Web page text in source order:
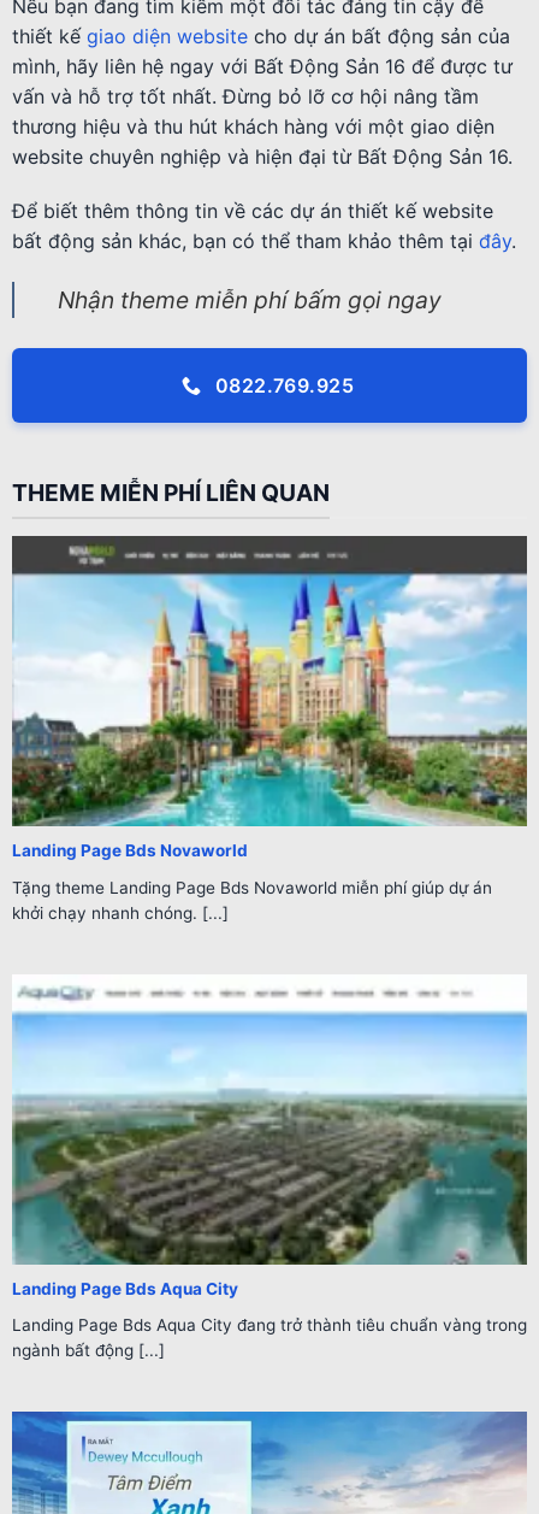
Nếu bạn đang tìm kiếm một đối tác đáng tin cậy để
thiết kế giao diện website cho dự án bất động sản của
mình, hãy liên hệ ngay với Bất Động Sản 16 để được tư
vấn và hỗ trợ tốt nhất. Đừng bỏ lỡ cơ hội nâng tầm
thương hiệu và thu hút khách hàng với một giao diện
website chuyên nghiệp và hiện đại từ Bất Động Sản 16.
Để biết thêm thông tin về các dự án thiết kế website
bất động sản khác, bạn có thể tham khảo thêm tại đây.
Nhận theme miễn phí bấm gọi ngay
0822.769.925
THEME MIỄN PHÍ LIÊN QUAN
Landing Page Bds Novaworld
Tặng theme Landing Page Bds Novaworld miễn phí giúp dự án
khởi chạy nhanh chóng. [...]
Landing Page Bds Aqua City
Landing Page Bds Aqua City đang trở thành tiêu chuẩn vàng trong
ngành bất động [...]